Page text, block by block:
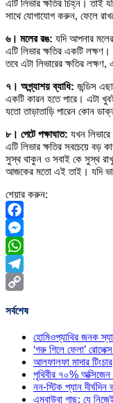
এটি লিভার ক্ষতির চিহ্ন। তাই
সাথে যোগাযোগ করুন, ফেলে
৬। মলের রঙ: যদি আপনার
এটি লিভার ক্ষতির একটি
তবে এটা লিভারের ক্ষতির
৭। অগ্ন্যাশয় ব্যাধি: জন্ডিস
একটি কারন হতে পারে। এটা
যতো তাড়াতাড়ি পারেন কোন
৮। পেটে পক্ষাঘাত: যখন
এটি লিভার ক্ষতির সবচেয়ে বড়
সুস্থ থাকুন ও সবাই কে সুস্থ
আজকের মতো এই তাই। যদি
শেয়ার করুন:
Facebook
Messenger
WhatsApp
Telegram
Link
সর্বশেষ
হোমিওপ্যাথির জনক
‘গরু গিলে ফেলা’
আলফালফা মাদার টিংচার
পৃথিবীর ৭০%
নন-স্টিক প্যান
এম্বাউবা গাছ: যে